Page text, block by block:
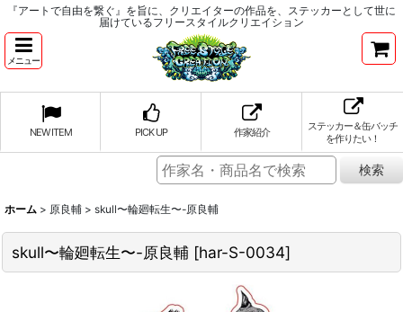
『アートで自由を繋ぐ』を旨に、クリエイターの作品を、ステッカーとして世に
届けているフリースタイルクリエイション
メニュー
NEW ITEM PICK UP 作家紹介
ステッカー＆缶バッチ
を作りたい！
ホーム > 原良輔 > skull〜輪廻転生〜-原良輔
skull〜輪廻転生〜-原良輔 [har-S-0034]